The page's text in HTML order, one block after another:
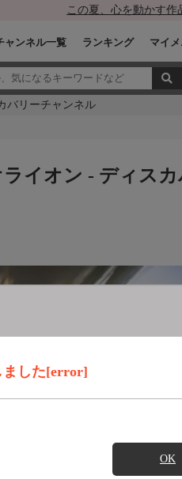
この夏、心を動かす作
ャンネル一覧 ランキング マイ
バリーチャンネル
ました[error]
OK
イオン - ディス